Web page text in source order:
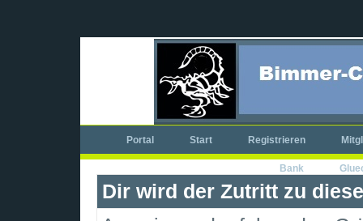
Portal Start Registrieren
Bank
Dir wird der Zutritt zu